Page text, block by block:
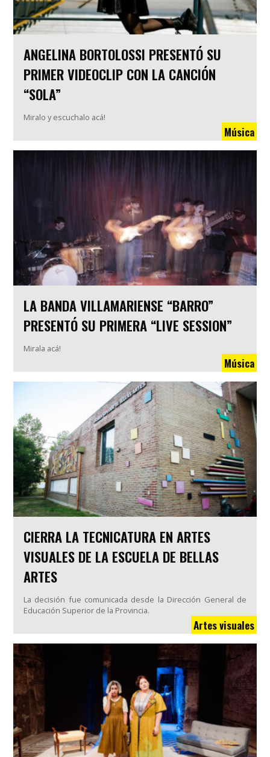
ANGELINA BORTOLOSSI PRESENTÓ SU
PRIMER VIDEOCLIP CON LA CANCIÓN
“SOLA”
Miralo y escuchalo acá!
Música
LA BANDA VILLAMARIENSE “BARRO”
PRESENTÓ SU PRIMERA “LIVE SESSION”
Mirala acá!
Música
CIERRA LA TECNICATURA EN ARTES
VISUALES DE LA ESCUELA DE BELLAS
ARTES
La decisión fue comunicada desde la Dirección General de
Educación Superior de la Provincia.
Artes visuales